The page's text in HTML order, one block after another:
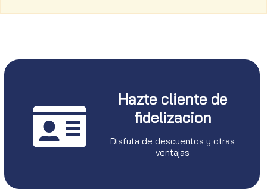
Hazte cliente de
fidelizacion
Disfuta de descuentos y otras
ventajas